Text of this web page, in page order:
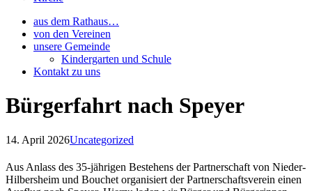
aus dem Rathaus…
von den Vereinen
unsere Gemeinde
Kindergarten und Schule
Kontakt zu uns
Bürgerfahrt nach Speyer
14. April 2026Uncategorized
Aus Anlass des 35-jährigen Bestehens der Partnerschaft von Nieder-
Hilbersheim und Bouchet organisiert der Partnerschaftsverein einen